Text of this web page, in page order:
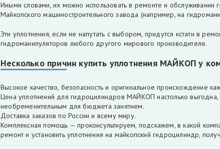
Иными словами, их можно использовать в ремонте и обслуживании
Майкопского машиностроительного завода (например, на
Эти уплотнения, если не напутать с выбором, придутся кстати в
гидроманипуляторов любого другого мирового производителя.
Несколько причин купить уплотнения МАЙКОП у
Высокое качество, безопасность и оригинальное происхождение
Цена уплотнений для гидроцилиндров МАЙКОП настолько выгодна,
необременительным для бюджета занятием.
Доставка заказов по России и всему миру.
Комплексная помощь — проконсультируем, подскажем, в какой
ремонт и установить уплотнения на майкопский гидроцилиндр,